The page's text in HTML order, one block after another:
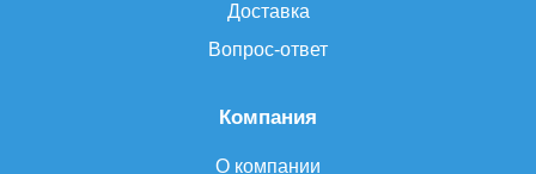
Компания
О компании
Доставка
Вопрос-ответ